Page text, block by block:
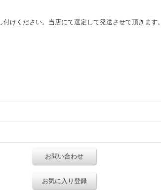
けください。当店にて選定して発送させて頂きます。
お問い合わせ
お気に入り登録